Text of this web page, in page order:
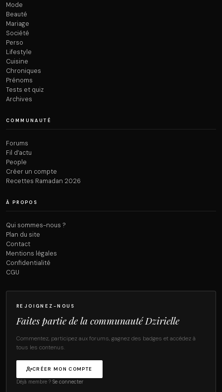
Mode
Beauté
Mariage
Société
Perso
Lifestyle
Cuisine
Chroniques
Prénoms
Tests et quiz
Archives
COMMUNAUTÉ
Forums
Fil d’actu
People
Créer un compte
Recettes Ramadan 2026
À PROPOS
Qui sommes-nous ?
Plan du site
Contact
Mentions légales
Confidentialité
CGU
REJOIGNEZ-NOUS
Faites partie de la communauté Dzirielle
Commentez, participez aux forums, gagnez des badges et accédez à
tous les contenus.
CRÉER MON COMPTE
Déjà membre ? Se connecter